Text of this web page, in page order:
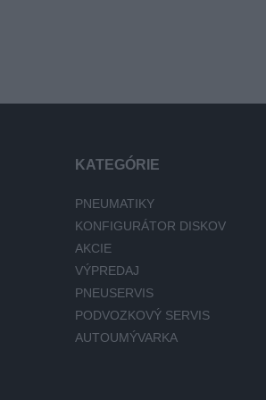
KATEGÓRIE
PNEUMATIKY
KONFIGURÁTOR DISKOV
AKCIE
VÝPREDAJ
PNEUSERVIS
PODVOZKOVÝ SERVIS
AUTOUMÝVARKA